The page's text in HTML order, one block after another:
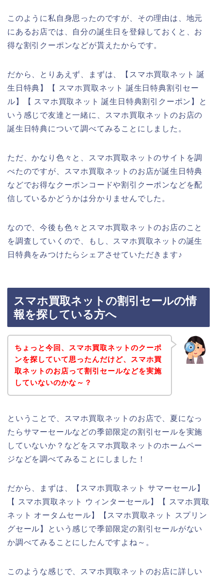
このように私自身思ったのですが、その理由は、地元
にあるお店では、自分の誕生日を登録しておくと、お
得な割引クーポンなどが貰えたからです。
だから、とりあえず、まずは、【スマホ買取ネット 誕
生日特典】【 スマホ買取ネット 誕生日特典割引セー
ル】【 スマホ買取ネット 誕生日特典割引クーポン】と
いう感じで友達と一緒に、スマホ買取ネットのお店の
誕生日特典について調べてみることにしました。
ただ、かなり色々と、スマホ買取ネットのサイトを調
べたのですが、スマホ買取ネットのお店が誕生日特典
などでお得なクーポンコードや割引クーポンなどを配
信しているかどうかは分かりませんでした。
なので、今後も色々とスマホ買取ネットのお店のこと
を調査していくので、もし、スマホ買取ネットの誕生
日特典をみつけたらシェアさせていただきます♪
スマホ買取ネットの割引セールの情
報を探している方へ
ちょっと今回、スマホ買取ネットのクーポ
ンを探していて思ったんだけど、スマホ買
取ネットのお店って割引セールなどを実施
していないのかな～？
ということで、スマホ買取ネットのお店で、夏になっ
たらサマーセールなどの季節限定の割引セールを実施
していないか？などをスマホ買取ネットのホームペー
ジなどを調べてみることにしました！
だから、まずは、【スマホ買取ネット サマーセール】
【 スマホ買取ネット ウィンターセール】【 スマホ買取
ネット オータムセール】【スマホ買取ネット スプリン
グセール】という感じで季節限定の割引セールがない
か調べてみることにしたんですよね～。
このような感じで、スマホ買取ネットのお店に詳しい